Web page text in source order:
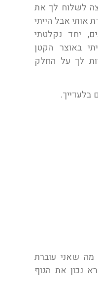
לשלוח לך את
אותי אבל הייתי
יחד נקלטתי
באוצר הקטן
לך על החלק
בלעדייך.
שאני עוברת
נכון את הגוף